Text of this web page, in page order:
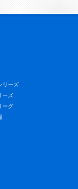
リーズ
ーズ
ーグ